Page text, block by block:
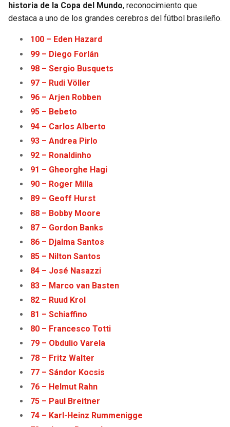
historia de la Copa del Mundo, reconocimiento que
destaca a uno de los grandes cerebros del fútbol brasileño.
100 – Eden Hazard
99 – Diego Forlán
98 – Sergio Busquets
97 – Rudi Völler
96 – Arjen Robben
95 – Bebeto
94 – Carlos Alberto
93 – Andrea Pirlo
92 – Ronaldinho
91 – Gheorghe Hagi
90 – Roger Milla
89 – Geoff Hurst
88 – Bobby Moore
87 – Gordon Banks
86 – Djalma Santos
85 – Nilton Santos
84 – José Nasazzi
83 – Marco van Basten
82 – Ruud Krol
81 – Schiaffino
80 – Francesco Totti
79 – Obdulio Varela
78 – Fritz Walter
77 – Sándor Kocsis
76 – Helmut Rahn
75 – Paul Breitner
74 – Karl-Heinz Rummenigge